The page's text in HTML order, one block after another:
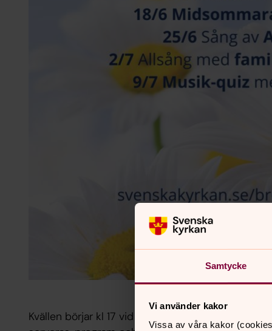
Samtycke
Vi använder kakor
Vissa av våra kakor
Kvällen börjar kl 17 vid församlingshemmet i